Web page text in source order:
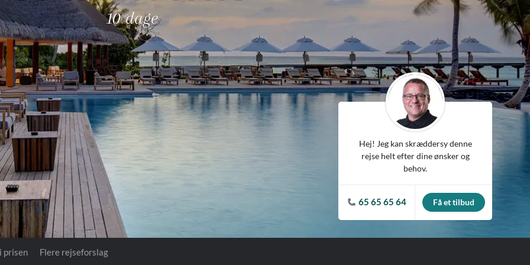
VIVA Cruises
10 dage
Hej! Jeg kan skræddersy denne
rejse helt efter dine ønsker og
behov.
65 65 65 64 Få et tilbud
prisen Flere rejseforslag